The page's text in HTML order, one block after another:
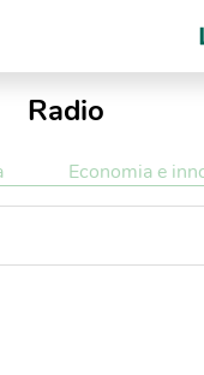
Radio
Economia e